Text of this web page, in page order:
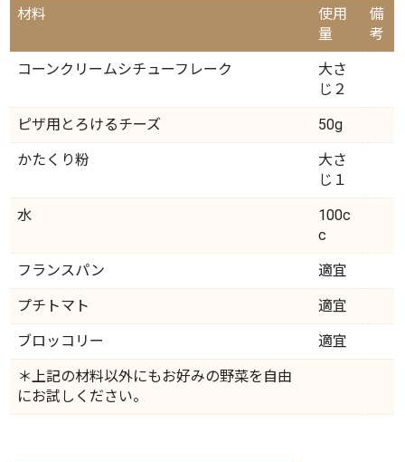
材料
使用
量
備
考
コーンクリームシチューフレーク
大さ
じ２
ピザ用とろけるチーズ 50g
かたくり粉
大さ
じ１
水
100c
c
フランスパン 適宜
プチトマト 適宜
ブロッコリー 適宜
＊上記の材料以外にもお好みの野菜を自由
にお試しください。